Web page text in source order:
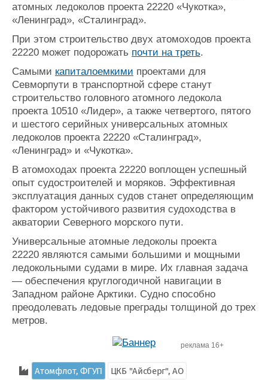
атомных ледоколов проекта 22220 «Чукотка»,
«Ленинград», «Сталинград».
При этом строительство двух атомоходов проекта
22220 может подорожать почти на треть.
Самыми капиталоемкими проектами для
Севморпути в транспортной сфере станут
строительство головного атомного ледокола
проекта 10510 «Лидер», а также четвертого, пятого
и шестого серийных универсальных атомных
ледоколов проекта 22220 «Сталинград»,
«Ленинград» и «Чукотка».
В атомоходах проекта 22220 воплощен успешный
опыт судостроителей и моряков. Эффективная
эксплуатация данных судов станет определяющим
фактором устойчивого развития судоходства в
акватории Северного морского пути.
Универсальные атомные ледоколы проекта
22220 являются самыми большими и мощными
ледокольными судами в мире. Их главная задача
— обеспечения круглогодичной навигации в
Западном районе Арктики. Судно способно
преодолевать ледовые преграды толщиной до трех
метров.
реклама 16+
Атомфлот, ФГУП
ЦКБ "Айсберг", АО